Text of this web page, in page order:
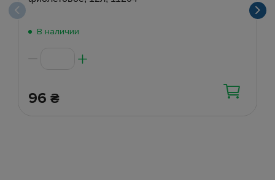
В наличии
96 ₴